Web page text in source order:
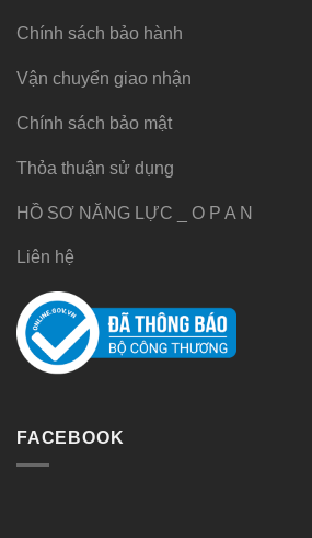
Chính sách bảo hành
Vận chuyển giao nhận
Chính sách bảo mật
Thỏa thuận sử dụng
HỒ SƠ NĂNG LỰC _ O P A N
Liên hệ
FACEBOOK